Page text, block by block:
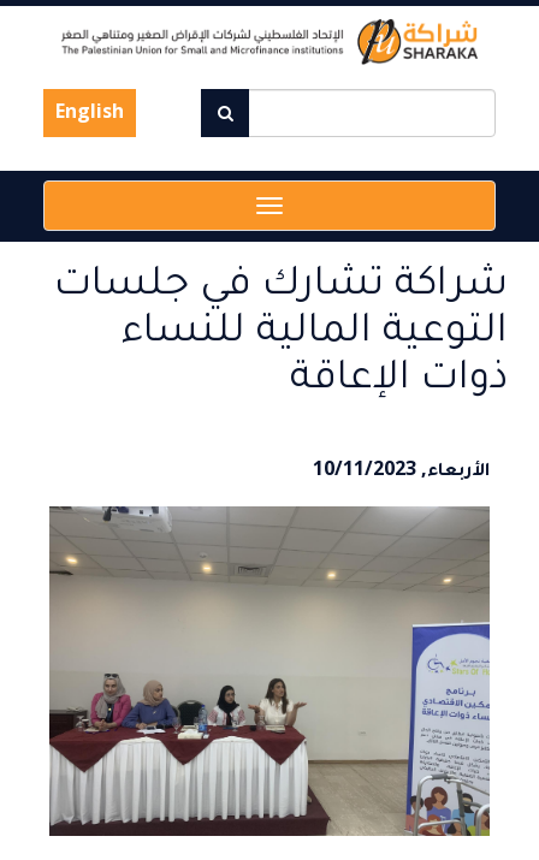
Skip
content
English
Toggle
navigation
شراكة تشارك في جلسات
التوعية المالية للنساء
ذوات الإعاقة
الأربعاء, 10/11/2023